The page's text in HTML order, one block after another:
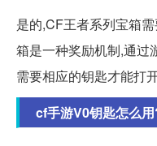
是的,CF王者系列宝箱
箱是一种奖励机制,通过
需要相应的钥匙才能打
cf手游V0钥匙怎么